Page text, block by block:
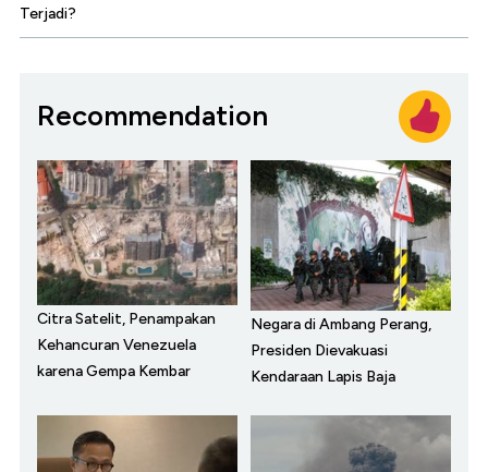
Terjadi?
Recommendation
Citra Satelit, Penampakan
Kehancuran Venezuela
karena Gempa Kembar
Negara di Ambang Perang,
Presiden Dievakuasi
Kendaraan Lapis Baja